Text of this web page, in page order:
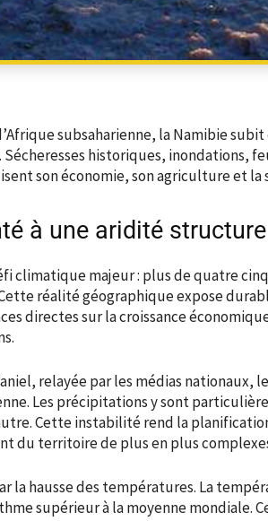
subsaharienne, la Namibie
historiques, inondations,
son économie, son agriculture et
à une aridité
climatique majeur : plus de quatre
réalité géographique expose
directes sur la croissance
relayée par les médias nationaux,
Les précipitations y sont
Cette instabilité rend la
du territoire de plus en plus
la hausse des températures. La
supérieur à la moyenne